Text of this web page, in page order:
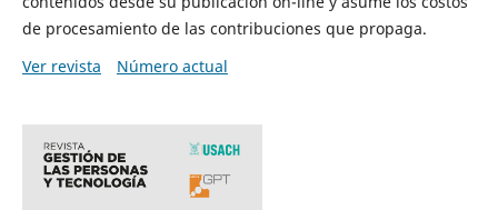
de procesamiento de las contribuciones que propaga.
Ver revista
Número actual